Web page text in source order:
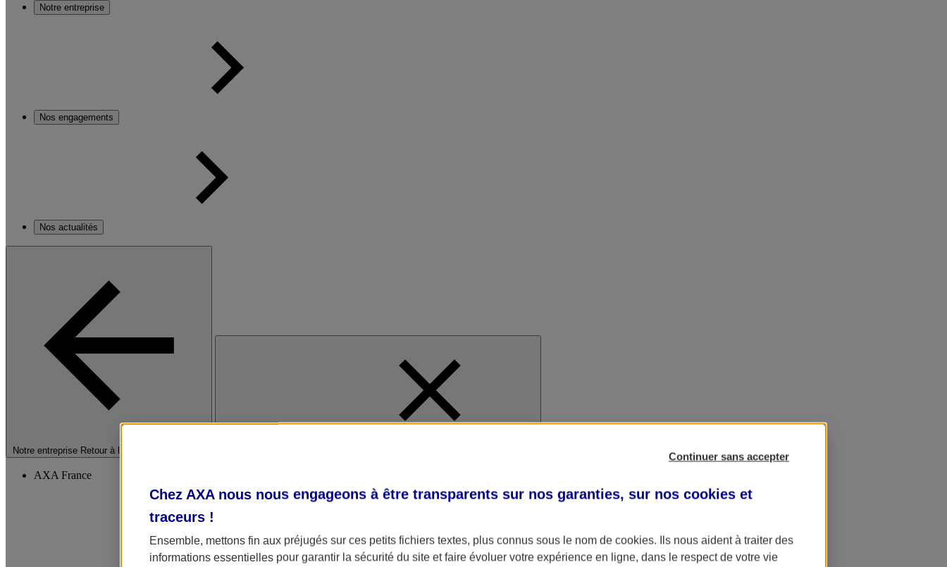
Notre entreprise
Nos engagements
Nos actualités
Notre entreprise Retour à la section précédente
AXA France
Continuer sans accepter
Chez AXA nous nous engageons à être transparents sur nos garanties, sur nos cookies et
traceurs !
Ensemble, mettons fin aux préjugés sur ces petits fichiers textes, plus connus sous le nom de cookies. Ils nous aident à traiter des
informations essentielles pour garantir la sécurité du site et faire évoluer votre expérience en ligne, dans le respect de votre vie